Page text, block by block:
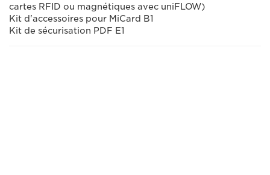
cartes RFID ou magnétiques avec uniFLOW)
Kit d'accessoires pour MiCard B1
Kit de sécurisation PDF E1